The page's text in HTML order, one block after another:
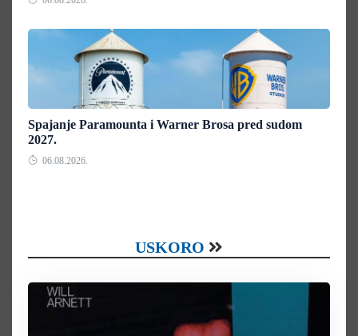
Spajanje Paramounta i Warner Brosa pred sudom
2027.
06.08.2026.
USKORO